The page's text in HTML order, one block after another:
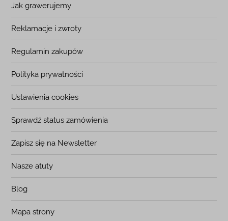
Jak grawerujemy
Reklamacje i zwroty
Regulamin zakupów
Polityka prywatności
Ustawienia cookies
Sprawdź status zamówienia
Zapisz się na Newsletter
Nasze atuty
Blog
Mapa strony